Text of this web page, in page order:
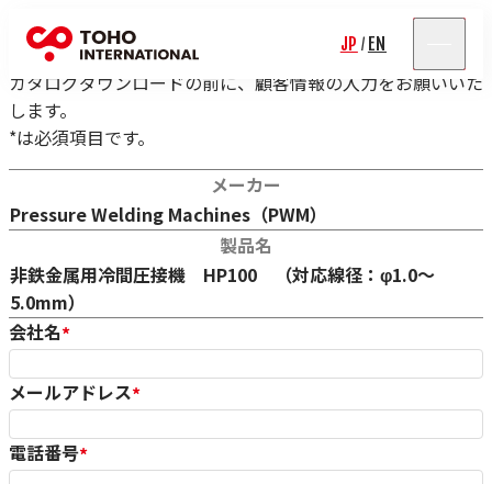
JP / EN
カタログダウンロード
カタログダウンロードの前に、顧客情報の入力をお願いいた
します。
*は必須項目です。
メーカー
Pressure Welding Machines（PWM）
製品名
非鉄金属用冷間圧接機 HP100 （対応線径：φ1.0～
5.0mm）
会社名*
メールアドレス*
電話番号*